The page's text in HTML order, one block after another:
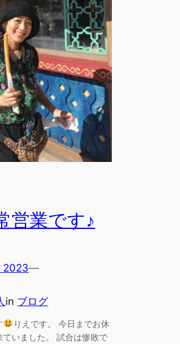
営業です♪
2023—
in ブログ
りえです。 今日までお休
いました。 試合は惨敗で